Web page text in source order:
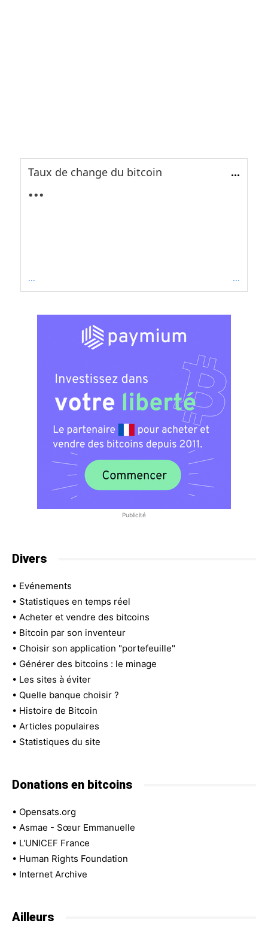
Taux de change du bitcoin ...
...
... ...
Publicité
Divers
• Evénements
• Statistiques en temps réel
• Acheter et vendre des bitcoins
• Bitcoin par son inventeur
• Choisir son application "portefeuille"
• Générer des bitcoins : le minage
• Les sites à éviter
• Quelle banque choisir ?
• Histoire de Bitcoin
• Articles populaires
• Statistiques du site
Donations en bitcoins
• Opensats.org
• Asmae - Sœur Emmanuelle
• L'UNICEF France
• Human Rights Foundation
• Internet Archive
Ailleurs